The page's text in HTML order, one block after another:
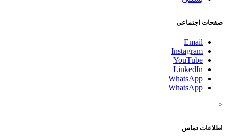
صفحات اجتماعی
Email
Instagram
YouTube
LinkedIn
WhatsApp
WhatsApp
<
اطلاعات تماس